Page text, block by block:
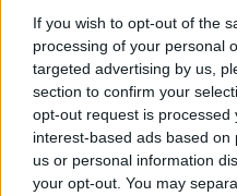
If you wish to opt-out of the
processing of your personal
targeted advertising by us,
section to confirm your
opt-out request is processed
interest-based ads based
us or personal information
your opt-out. You may
della Valdera